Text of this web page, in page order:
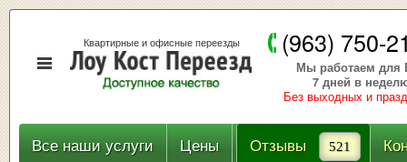
Квартирные и офисные переезды (963) 750-
Мы работаем для
7 дней в
Без выходных и
Все наши услуги Цены Отзывы 521